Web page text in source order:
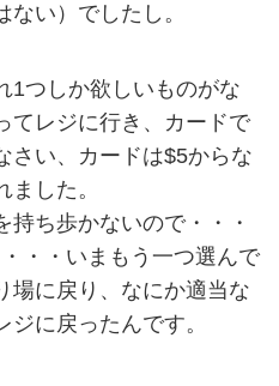
い）でしたし。
1つしか欲しいものがな
てレジに行き、カードで
さい、カードは$5からな
した。
ち歩かないので・・・
・・いまもう一つ選んで
場に戻り、なにか適当な
に戻ったんです。